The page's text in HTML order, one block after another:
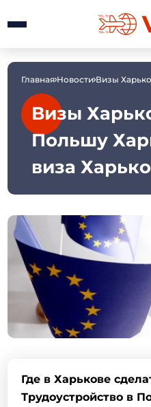
Главная Новости Визы
Визы
Польшу
виза
Где в Харькове
Трудоустройство в